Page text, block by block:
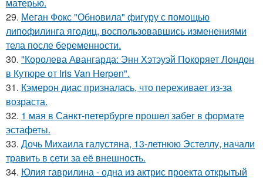
29. Меган Фокс "Обновила" фигуру с помощью
липофилинга ягодиц, воспользовавшись изменениями
тела после беременности.
30. "Королева Авангарда: Энн Хэтэуэй Покоряет Лондон
в Кутюре от Iris Van Herpen".
31. Кэмерон диас призналась, что переживает из-за
возраста.
32. 1 мая в Санкт-петербурге прошел забег в формате
эстафеты.
33. Дочь Михаила галустяна, 13-летнюю Эстеллу, начали
травить в сети за её внешность.
34. Юлия гаврилина - одна из актрис проекта открытый